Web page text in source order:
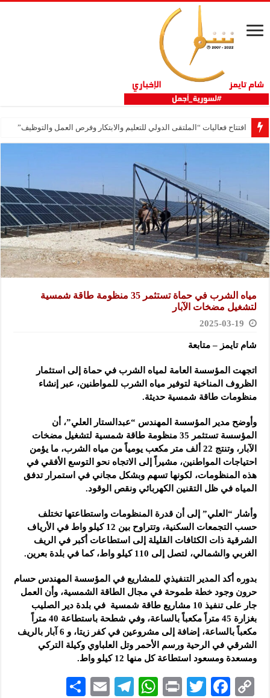
افتتاح فعاليات “الملتقى الدولي للتعليم والابتكار وفرص العمل والتوظيف”
مياه الشرب في حماة تستثمر 35 منظومة طاقة شمسية
لتشغيل مضخات الآبار
2025-03-19
شام تايمز – متابعة
اتجهت المؤسسة العامة لمياه الشرب في حماة إلى استثمار
الظروف المناخية لتوفير مياه الشرب للمواطنين، عبر إنشاء
منظومات طاقة شمسية حديثة.
وأوضح مدير المؤسسة المهندس “عبدالستار العلي”، أن
المؤسسة تستثمر 35 منظومة طاقة شمسية لتشغيل مضخات
الآبار، وتنتج 22 ألف متر مكعب يومياً من مياه الشرب، ما يؤمن
احتياجات المواطنين، مشيراً إلى الاتجاه نحو التوسع الأفقي في
هذه المنظومات، لكونها تسهم وبشكل مجاني في استمرار تدفق
المياه في ظل التقنين الكهربائي ونقص الوقود.
وأشار “العلي” إلى أن قدرة المنظومات واستطاعتها تختلف
حسب التجمعات السكنية، وتتراوح بين 12 كيلو واط في الأرياف
الشرقية ذات الكثافات القليلة إلى استطاعات أكبر في الريف
الغربي والشمالي، لتصل إلى 110 كيلو واط، كما في بلدة بعرين.
بدوره أكد المدير التنفيذي للمشاريع في المؤسسة المهندس حسام
حرون وجود خطة طموحة في مجال الطاقة الشمسية، وأن العمل
جار على تنفيذ 10 مشاريع طاقة شمسية في بلدة دير الصليب
بغزارة 45 متراً مكعباً بالساعة، وفي شطحة باستطاعة 40 متراً
مكعباً بالساعة، إضافة إلى مشروعين في كفر زيتا، و 6 آبار بالريف
الشرقي في الرحية ورسم الأحمر وتل العلباوي وكيلة التركي
ومسعدة ومسعود استطاعة كل منها 12 كيلو واط.
C
F
T
P
W
Te
E